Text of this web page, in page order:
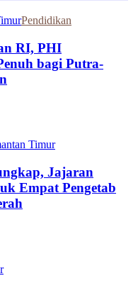
Pendidikan
RI, PHI
bagi Putra-
Timur
Jajaran
Empat Pengetab